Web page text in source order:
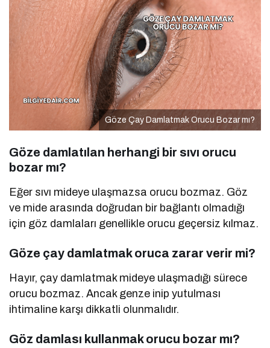
Göze Çay Damlatmak Orucu Bozar mı?
Göze damlatılan herhangi bir sıvı orucu
bozar mı?
Eğer sıvı mideye ulaşmazsa orucu bozmaz. Göz
ve mide arasında doğrudan bir bağlantı olmadığı
için göz damlaları genellikle orucu geçersiz kılmaz.
Göze çay damlatmak oruca zarar verir mi?
Hayır, çay damlatmak mideye ulaşmadığı sürece
orucu bozmaz. Ancak genze inip yutulması
ihtimaline karşı dikkatli olunmalıdır.
Göz damlası kullanmak orucu bozar mı?